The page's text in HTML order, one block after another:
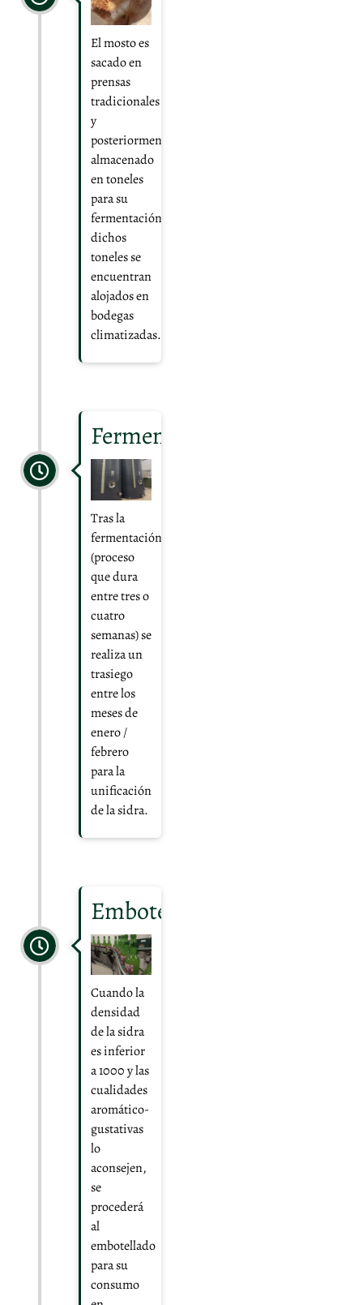
El mosto es
sacado en
prensas
tradicionales
y
posteriormente
almacenado
en toneles
para su
fermentación;
dichos
toneles se
encuentran
alojados en
bodegas
climatizadas.
Fermentación
Tras la
fermentación
(proceso
que dura
entre tres o
cuatro
semanas) se
realiza un
trasiego
entre los
meses de
enero /
febrero
para la
unificación
de la sidra.
Embotellado
Cuando la
densidad
de la sidra
es inferior
a 1000 y las
cualidades
aromático-
gustativas
lo
aconsejen,
se
procederá
al
embotellado
para su
consumo